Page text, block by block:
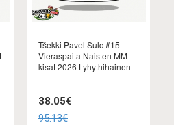
Tšekki Pavel Sulc #15
Vieraspaita Naisten MM-
kisat 2026 Lyhythihainen
38.05€
95.13€